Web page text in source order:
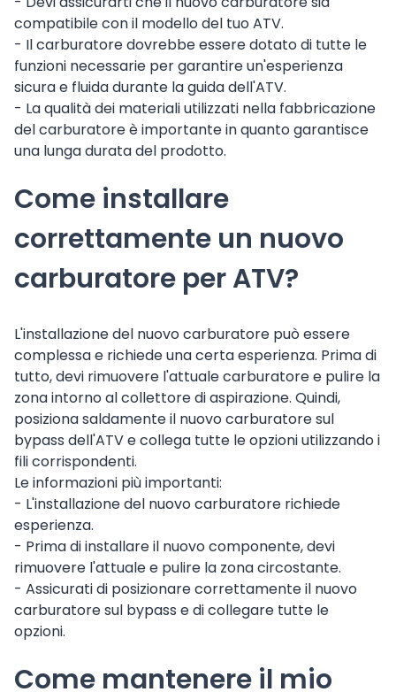
compatibile con il modello del tuo ATV.
- Il carburatore dovrebbe essere dotato di tutte le
funzioni necessarie per garantire un'esperienza
sicura e fluida durante la guida dell'ATV.
- La qualità dei materiali utilizzati nella fabbricazione
del carburatore è importante in quanto garantisce
una lunga durata del prodotto.
Come installare
correttamente un nuovo
carburatore per ATV?
L'installazione del nuovo carburatore può essere
complessa e richiede una certa esperienza. Prima di
tutto, devi rimuovere l'attuale carburatore e pulire la
zona intorno al collettore di aspirazione. Quindi,
posiziona saldamente il nuovo carburatore sul
bypass dell'ATV e collega tutte le opzioni utilizzando i
fili corrispondenti.
Le informazioni più importanti:
- L'installazione del nuovo carburatore richiede
esperienza.
- Prima di installare il nuovo componente, devi
rimuovere l'attuale e pulire la zona circostante.
- Assicurati di posizionare correttamente il nuovo
carburatore sul bypass e di collegare tutte le
opzioni.
Come mantenere il mio